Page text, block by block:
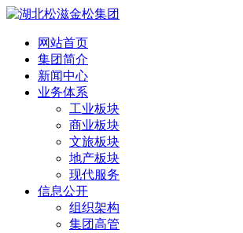
网站首页
集团简介
新闻中心
业务体系
工业板块
商业板块
文旅板块
地产板块
现代服务
信息公开
组织架构
集团高管